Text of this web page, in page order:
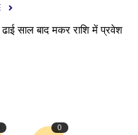
ढाई साल बाद मकर राशि में प्रवेश
0